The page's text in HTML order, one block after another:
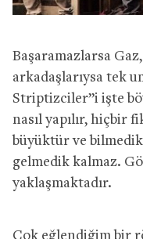
Başaramazlarsa
arkadaşlarıysa tek
Striptizciler”i işte
nasıl yapılır, hiçbir
büyüktür ve
gelmedik kalmaz.
yaklaşmaktadır.